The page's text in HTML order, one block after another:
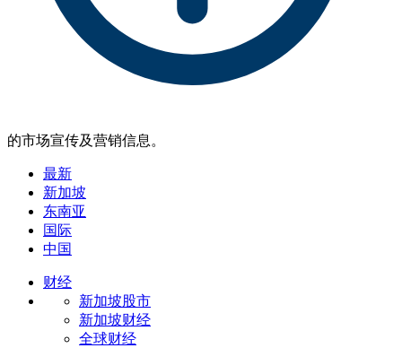
的市场宣传及营销信息。
最新
新加坡
东南亚
国际
中国
财经
新加坡股市
新加坡财经
全球财经